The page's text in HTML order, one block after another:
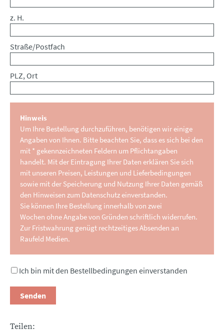
z. H.
Straße/Postfach
PLZ, Ort
Hinweis
Um Ihre Bestellung durchzuführen, benötigen wir einige
Angaben von Ihnen. Bitte beachten Sie, dass es sich bei den
mit * gekennzeichneten Feldern um Pflichtangaben
handelt. Mit der Eintragung Ihrer Daten erklären Sie sich
mit unseren Preisen, Leistungen und Lieferbedingungen
sowie mit der Speicherung und Nutzung Ihrer Daten gemäß
den Hinweisen zum Datenschutz einverstanden.
Sie können Ihre Bestellung innerhalb von zwei
Wochen ohne Angabe von Gründen schriftlich widerrufen.
Zur Fristwahrung genügt rechtzeitiges Absenden an
Raufeld Medien.
Ich bin mit den Bestellbedingungen einverstanden
Senden
Teilen: